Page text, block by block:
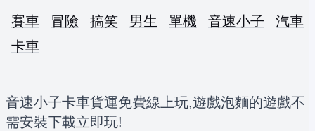
賽車
冒險 搞笑 男生 單機 音速小子
汽車
卡車
音速小子卡車貨運免費線上玩,遊戲泡麵的遊戲不
需安裝下載立即玩!